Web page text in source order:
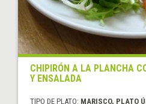
CHIPIRÓN A LA PLANCHA
Y ENSALADA
TIPO DE PLATO: MARISCO, PLATO